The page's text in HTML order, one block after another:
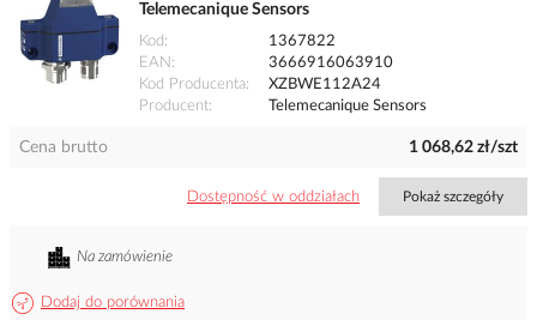
Telemecanique Sensors
Kod
1367822
EAN
3666916063910
Kod Producenta
XZBWE112A24
Producent
Telemecanique Sensors
Cena brutto 1 068,62 zł/szt
Dostępność w oddziałach Pokaż szczegóły
Dodaj do porównania
Na zamówienie